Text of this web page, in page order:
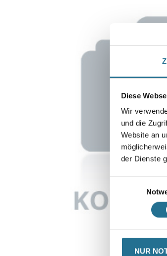
Diese
Wir
und die
Website an
der Dienste
NUR